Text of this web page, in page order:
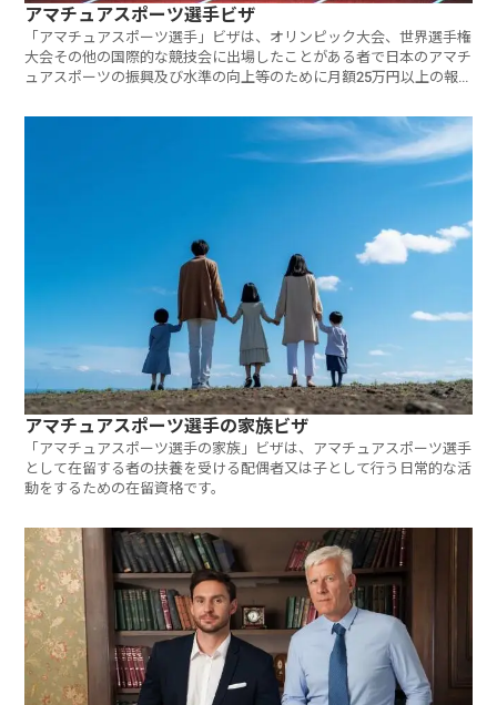
アマチュアスポーツ選手ビザ
「アマチュアスポーツ選手」ビザは、オリンピック大会、世界選手権
大会その他の国際的な競技会に出場したことがある者で日本のアマチ
ュアスポーツの振興及び水準の向上等のために月額25万円以上の報
関のために行うアマチュアスポーツの選手としての活動をするための
アマチュアスポーツ選手の家族ビザ
「アマチュアスポーツ選手の家族」ビザは、アマチュアスポーツ選手
として在留する者の扶養を受ける配偶者又は子として行う日常的な活
動をするための在留資格です。